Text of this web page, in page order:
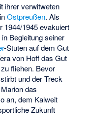
ihrer verwitweten
Ostpreußen. Als
1944/1945 evakuiert
Begleitung seiner
-Stuten auf dem Gut
von Hoff das Gut
fliehen. Bevor
und der Treck
das
an, dem Kalweit
Zukunft